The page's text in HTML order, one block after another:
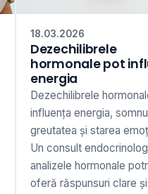
18.03.2026
Dezechilibrele
hormonale pot
energia
Dezechilibrele
influența energia,
greutatea și starea
Un consult
analizele hormonale
oferă răspunsuri clare